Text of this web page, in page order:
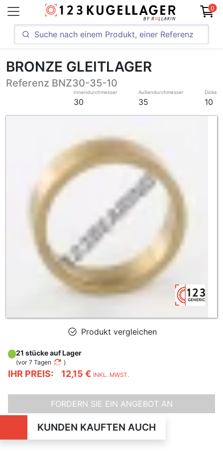
0
BRONZE GLEITLAGER
Referenz BNZ30-35-10
Innendurchmesser
30
Außendurchmesser
35
Dicke
10
Produkt vergleichen
IHR PREIS: 12,15 € INKL. MWST.
21 stücke auf Lager
(vor 7 Tagen )
FORDERN SIE EIN ANGEBOT AN
KUNDEN KAUFTEN AUCH